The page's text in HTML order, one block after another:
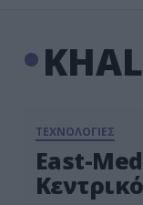
ΤΕΧΝΟΛΟΓΙΕΣ
East-